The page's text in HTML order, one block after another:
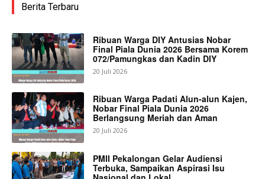
Berita Terbaru
Ribuan Warga DIY Antusias Nobar
Final Piala Dunia 2026 Bersama Korem
072/Pamungkas dan Kadin DIY
20 Juli 2026
Ribuan Warga Padati Alun-alun Kajen,
Nobar Final Piala Dunia 2026
Berlangsung Meriah dan Aman
20 Juli 2026
PMII Pekalongan Gelar Audiensi
Terbuka, Sampaikan Aspirasi Isu